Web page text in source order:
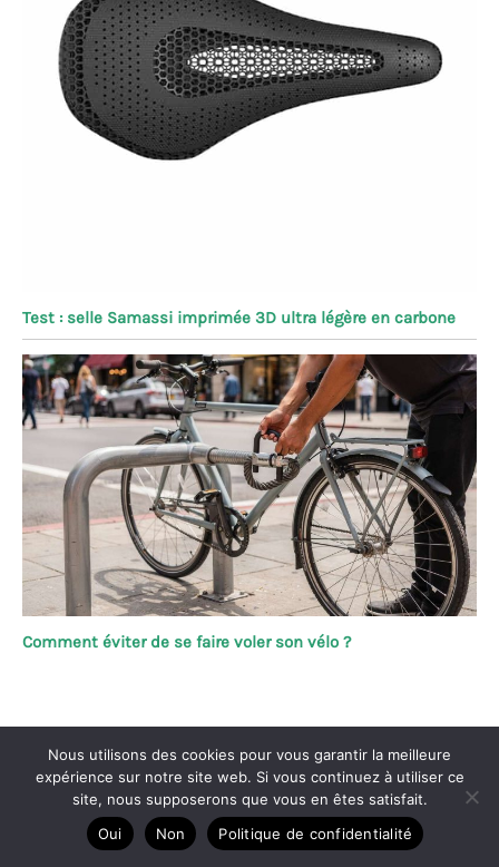
Test : selle Samassi imprimée 3D ultra légère en carbone
Comment éviter de se faire voler son vélo ?
Copyright © 2026 Vélo passion
A propos
Contact
Plan du site
Nous utilisons des cookies pour vous garantir la meilleure
expérience sur notre site web. Si vous continuez à utiliser ce
site, nous supposerons que vous en êtes satisfait.
Oui
Non Politique de confidentialité